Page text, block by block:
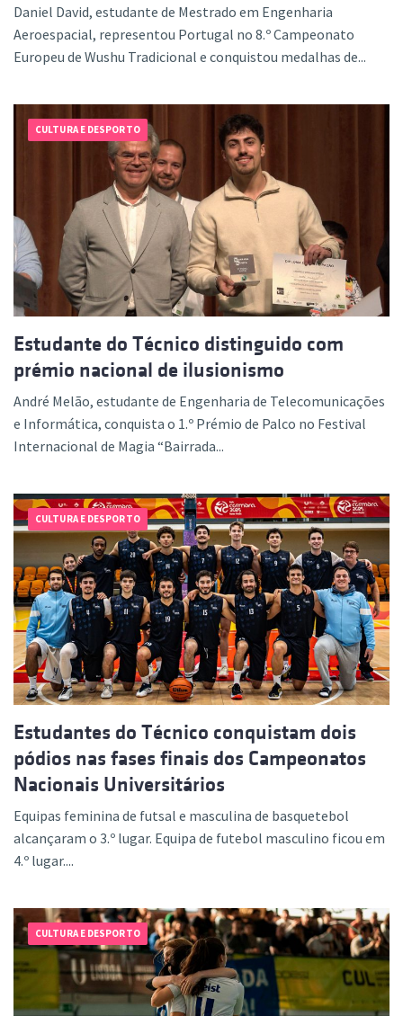
Daniel David, estudante de Mestrado em Engenharia
Aeroespacial, representou Portugal no 8.º Campeonato
Europeu de Wushu Tradicional e conquistou medalhas de...
CULTURA E DESPORTO
Estudante do Técnico distinguido com
prémio nacional de ilusionismo
André Melão, estudante de Engenharia de Telecomunicações
e Informática, conquista o 1.º Prémio de Palco no Festival
Internacional de Magia “Bairrada...
CULTURA E DESPORTO
Estudantes do Técnico conquistam dois
pódios nas fases finais dos Campeonatos
Nacionais Universitários
Equipas feminina de futsal e masculina de basquetebol
alcançaram o 3.º lugar. Equipa de futebol masculino ficou em
4.º lugar....
CULTURA E DESPORTO